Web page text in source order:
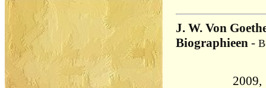
J. W. Von
Biographieen -